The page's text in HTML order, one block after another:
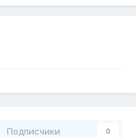
Подписчики 0